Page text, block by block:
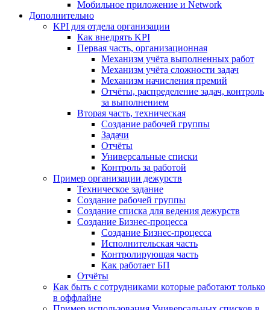
Мобильное приложение и Network
Дополнительно
KPI для отдела организации
Как внедрять KPI
Первая часть, организационная
Механизм учёта выполненных работ
Механизм учёта сложности задач
Механизм начисления премий
Отчёты, распределение задач, контроль
за выполнением
Вторая часть, техническая
Создание рабочей группы
Задачи
Отчёты
Универсальные списки
Контроль за работой
Пример организации дежурств
Техническое задание
Создание рабочей группы
Создание списка для ведения дежурств
Создание Бизнес-процесса
Создание Бизнес-процесса
Исполнительская часть
Контролирующая часть
Как работает БП
Отчёты
Как быть с сотрудниками которые работают только
в оффлайне